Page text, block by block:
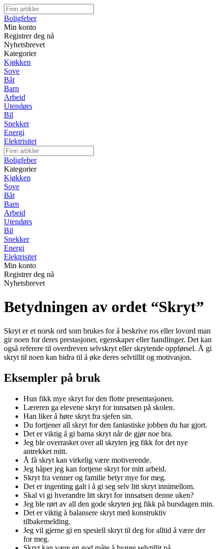
Boligfeber
Min konto
Registrer deg nå
Nyhetsbrevet
Kategorier
Kjøkken
Sove
Båt
Barn
Arbeid
Utendørs
Bil
Snekker
Energi
Elektrisitet
Boligfeber
Kategorier
Kjøkken
Sove
Båt
Barn
Arbeid
Utendørs
Bil
Snekker
Energi
Elektrisitet
Min konto
Registrer deg nå
Nyhetsbrevet
Betydningen av ordet “Skryt”
Skryt er et norsk ord som brukes for å beskrive ros eller lovord man
gir noen for deres prestasjoner, egenskaper eller handlinger. Det kan
også referere til overdreven selvskryt eller skrytende oppførsel. Å gi
skryt til noen kan bidra til å øke deres selvtillit og motivasjon.
Eksempler på bruk
Hun fikk mye skryt for den flotte presentasjonen.
Læreren ga elevene skryt for innsatsen på skolen.
Han liker å høre skryt fra sjefen sin.
Du fortjener all skryt for den fantastiske jobben du har gjort.
Det er viktig å gi barna skryt når de gjør noe bra.
Jeg ble overrasket over all skryten jeg fikk for det nye
antrekket mitt.
Å få skryt kan virkelig være motiverende.
Jeg håper jeg kan fortjene skryt for mitt arbeid.
Skryt fra venner og familie betyr mye for meg.
Det er ingenting galt i å gi seg selv litt skryt innimellom.
Skal vi gi hverandre litt skryt for innsatsen denne uken?
Jeg ble rørt av all den gode skryten jeg fikk på bursdagen min.
Det er viktig å balansere skryt med konstruktiv
tilbakemelding.
Jeg vil gjerne gi en spesiell skryt til deg for alltid å være der
for meg.